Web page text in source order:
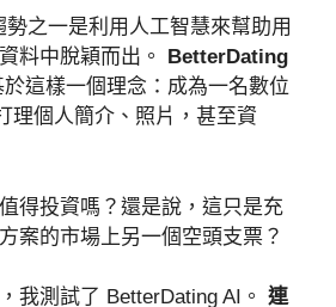
之一是利用人工智慧來幫助用
料中脫穎而出。 BetterDating
這樣一個理念：成為一名數位
理個人簡介、照片，甚至資
得投資嗎？還是說，這只是充
案的市場上另一個空頭支票？
我測試了 BetterDating AI。 連